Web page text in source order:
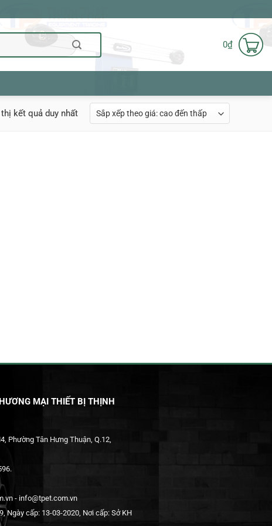
0₫
kết quả duy nhất
MẠI THIẾT BỊ THỊNH
Phường Tân Hưng Thuận, Q.12,
- info@tpet.com.vn
Ngày cấp: 13-03-2020, Nơi cấp: Sở KH